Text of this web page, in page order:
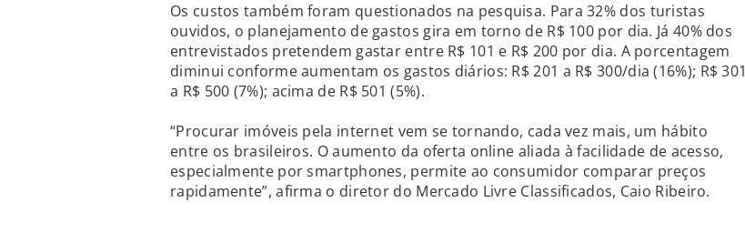
Os custos também foram questionados na pesquisa. Para 32% dos turistas
ouvidos, o planejamento de gastos gira em torno de R$ 100 por dia. Já 40% dos
entrevistados pretendem gastar entre R$ 101 e R$ 200 por dia. A porcentagem
diminui conforme aumentam os gastos diários: R$ 201 a R$ 300/dia (16%); R$ 301
a R$ 500 (7%); acima de R$ 501 (5%).
“Procurar imóveis pela internet vem se tornando, cada vez mais, um hábito
entre os brasileiros. O aumento da oferta online aliada à facilidade de acesso,
especialmente por smartphones, permite ao consumidor comparar preços
rapidamente”, afirma o diretor do Mercado Livre Classificados, Caio Ribeiro.